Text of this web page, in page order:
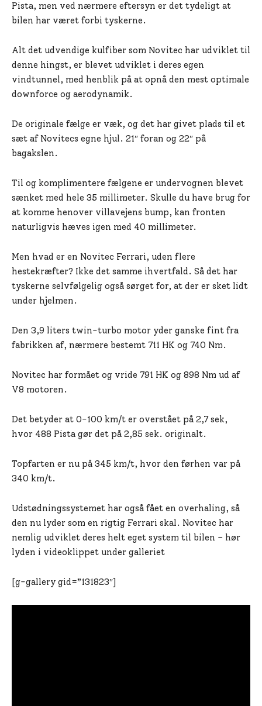
Pista, men ved nærmere eftersyn er det tydeligt at
bilen har været forbi tyskerne.
Alt det udvendige kulfiber som Novitec har udviklet til
denne hingst, er blevet udviklet i deres egen
vindtunnel, med henblik på at opnå den mest optimale
downforce og aerodynamik.
De originale fælge er væk, og det har givet plads til et
sæt af Novitecs egne hjul. 21″ foran og 22″ på
bagakslen.
Til og komplimentere fælgene er undervognen blevet
sænket med hele 35 millimeter. Skulle du have brug for
at komme henover villavejens bump, kan fronten
naturligvis hæves igen med 40 millimeter.
Men hvad er en Novitec Ferrari, uden flere
hestekræfter? Ikke det samme ihvertfald. Så det har
tyskerne selvfølgelig også sørget for, at der er sket lidt
under hjelmen.
Den 3,9 liters twin-turbo motor yder ganske fint fra
fabrikken af, nærmere bestemt 711 HK og 740 Nm.
Novitec har formået og vride 791 HK og 898 Nm ud af
V8 motoren.
Det betyder at 0-100 km/t er overstået på 2,7 sek,
hvor 488 Pista gør det på 2,85 sek. originalt.
Topfarten er nu på 345 km/t, hvor den førhen var på
340 km/t.
Udstødningssystemet har også fået en overhaling, så
den nu lyder som en rigtig Ferrari skal. Novitec har
nemlig udviklet deres helt eget system til bilen – hør
lyden i videoklippet under galleriet
[g-gallery gid=”131823″]